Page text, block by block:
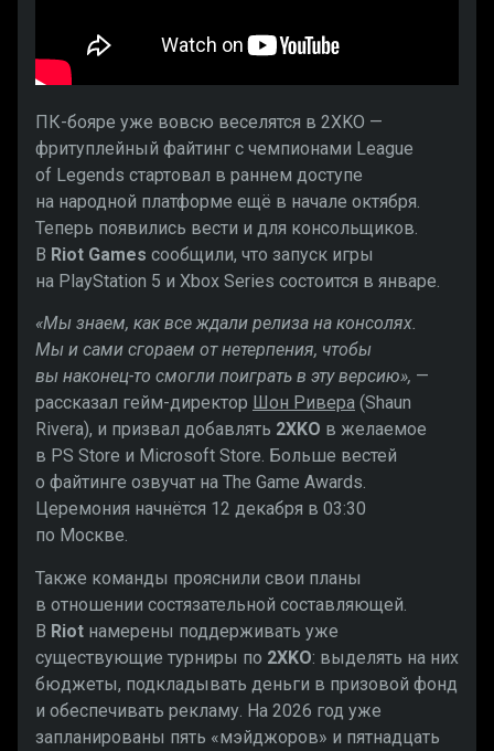
ПК-бояре уже вовсю веселятся в 2XKO —
фритуплейный файтинг с чемпионами League
of Legends стартовал в раннем доступе
на народной платформе ещё в начале октября.
Теперь появились вести и для консольщиков.
В Riot Games сообщили, что запуск игры
на PlayStation 5 и Xbox Series состоится в январе.
«Мы знаем, как все ждали релиза на консолях.
Мы и сами сгораем от нетерпения, чтобы
вы наконец-то смогли поиграть в эту версию», —
рассказал гейм-директор Шон Ривера (Shaun
Rivera), и призвал добавлять 2XKO в желаемое
в PS Store и Microsoft Store. Больше вестей
о файтинге озвучат на The Game Awards.
Церемония начнётся 12 декабря в 03:30
по Москве.
Также команды прояснили свои планы
в отношении состязательной составляющей.
В Riot намерены поддерживать уже
существующие турниры по 2XKO: выделять на них
бюджеты, подкладывать деньги в призовой фонд
и обеспечивать рекламу. На 2026 год уже
запланированы пять «мэйджоров» и пятнадцать